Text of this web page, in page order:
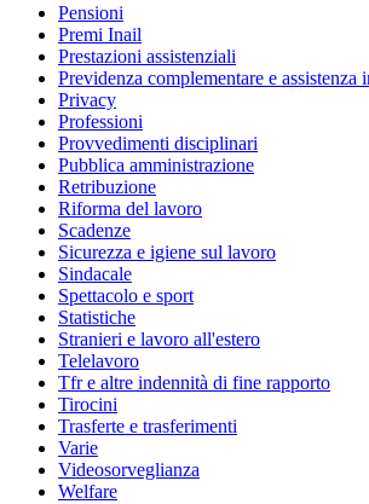
Pensioni
Premi Inail
Prestazioni assistenziali
Previdenza complementare e assistenza
Privacy
Professioni
Provvedimenti disciplinari
Pubblica amministrazione
Retribuzione
Riforma del lavoro
Scadenze
Sicurezza e igiene sul lavoro
Sindacale
Spettacolo e sport
Statistiche
Stranieri e lavoro all'estero
Telelavoro
Tfr e altre indennità di fine rapporto
Tirocini
Trasferte e trasferimenti
Varie
Videosorveglianza
Welfare